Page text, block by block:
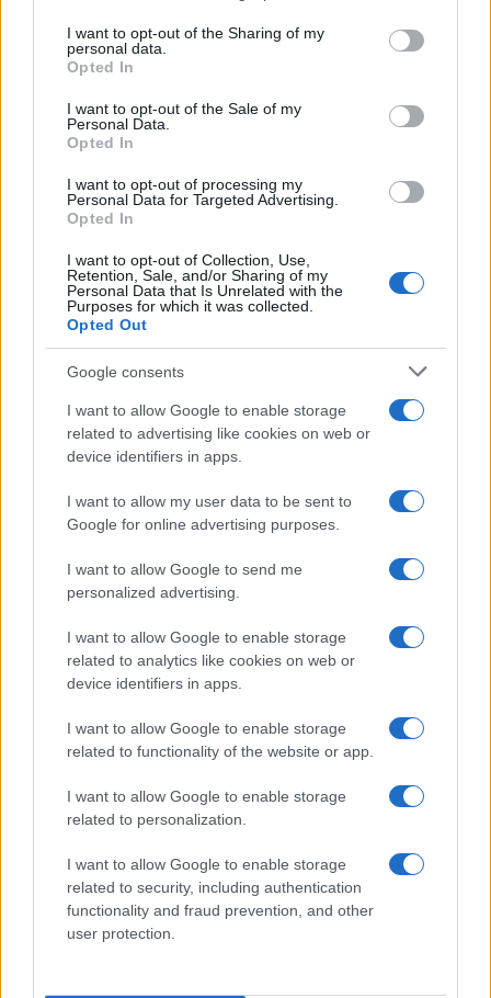
not limited to your visit or usage behaviour. You may click to
grant or deny consent to Google and its third-party tags to
use your data for below specified purposes in below Google
consent section.
I want to opt-out of the Sharing of my
personal data.
Opted In
I want to opt-out of the Sale of my
Personal Data.
Opted In
I want to opt-out of processing my
Personal Data for Targeted Advertising.
Opted In
I want to opt-out of Collection, Use,
Retention, Sale, and/or Sharing of my
Personal Data that Is Unrelated with the
Purposes for which it was collected.
Opted Out
Google consents
I want to allow Google to enable storage
related to advertising like cookies on web or
device identifiers in apps.
I want to allow my user data to be sent to
Google for online advertising purposes.
I want to allow Google to send me
personalized advertising.
I want to allow Google to enable storage
related to analytics like cookies on web or
device identifiers in apps.
I want to allow Google to enable storage
related to functionality of the website or app.
I want to allow Google to enable storage
related to personalization.
I want to allow Google to enable storage
related to security, including authentication
functionality and fraud prevention, and other
user protection.
Estrosi akkor kijelentette, hogy
„kötelezettséget vállalt a nizzaiak előtt”,
megerősítve, hogy továbbra is küzdeni fog az
antiszemitizmus és anticionizmus ellen.
polgármestere nem hajlandó
eltávolítani az izraeli zászlót
zsidóság
Mázel tov, Salom és Menuchi!
Megházasodott Köves Slomó rabbi
elsőszülött fia